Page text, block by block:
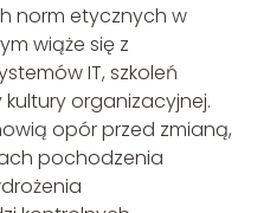
norm etycznych w
wiąże się z
IT, szkoleń
organizacyjnej.
opór przed zmianą,
pochodzenia